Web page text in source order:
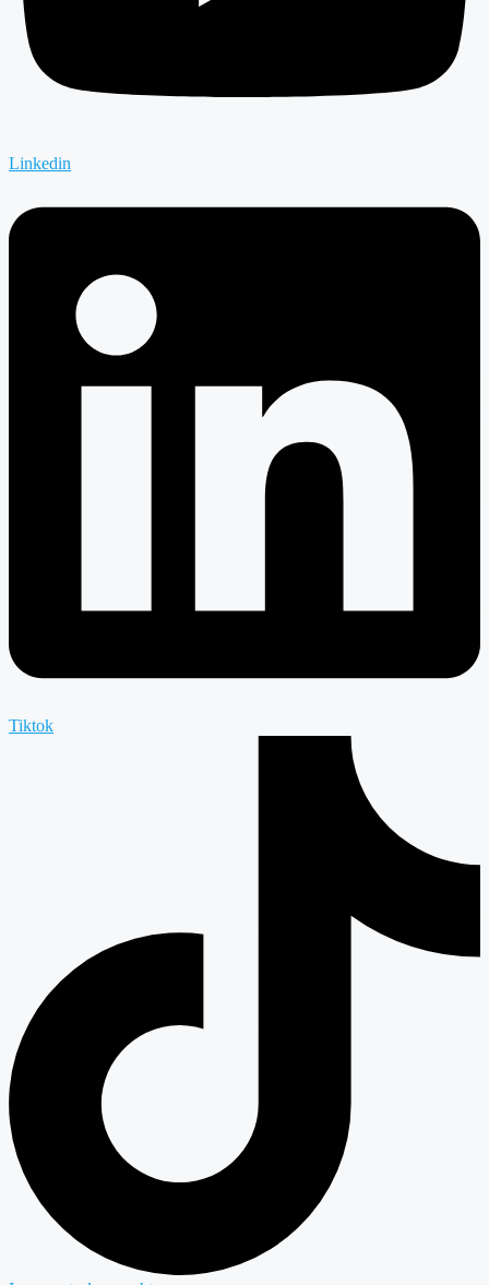
Linkedin
Tiktok